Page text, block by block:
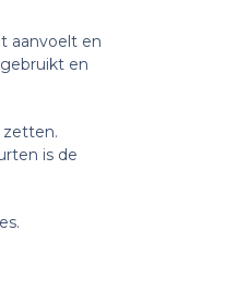
aanvoelt en
en
zetten.
is de